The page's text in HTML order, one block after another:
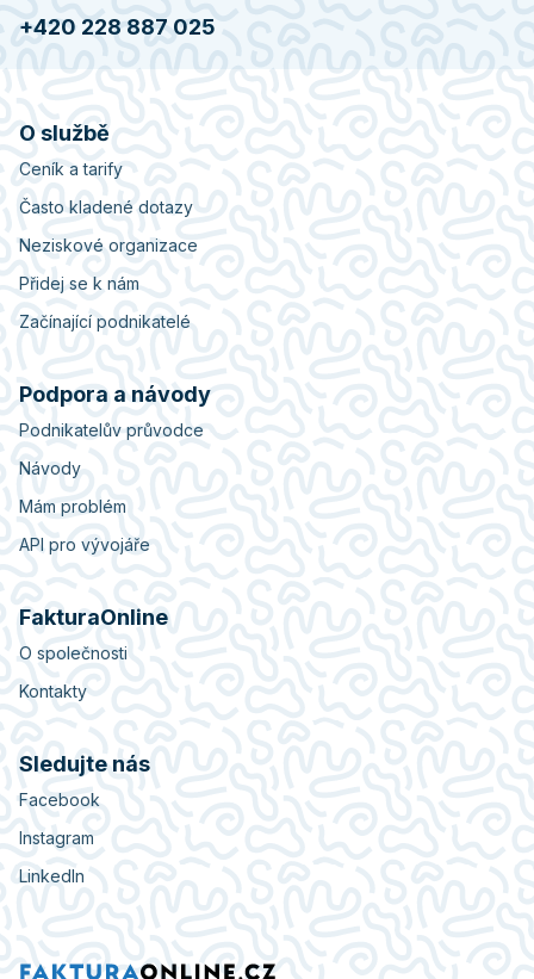
+420 228 887 025
O službě
Ceník a tarify
Často kladené dotazy
Neziskové organizace
Přidej se k nám
Začínající podnikatelé
Podpora a návody
Podnikatelův průvodce
Návody
Mám problém
API pro vývojáře
FakturaOnline
O společnosti
Kontakty
Sledujte nás
Facebook
Instagram
LinkedIn